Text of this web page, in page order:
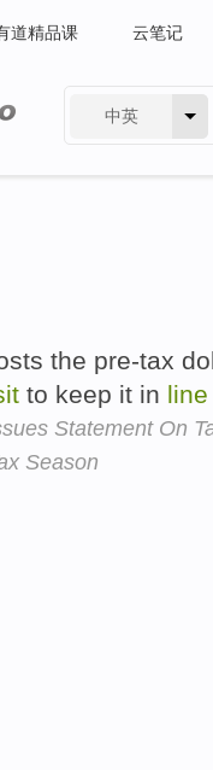
道精品课 云笔记
中英
the pre-tax
to keep it in line
Statement On
Season